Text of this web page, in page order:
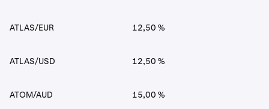
ATLAS/EUR 12,50 %
ATLAS/USD 12,50 %
ATOM/AUD 15,00 %